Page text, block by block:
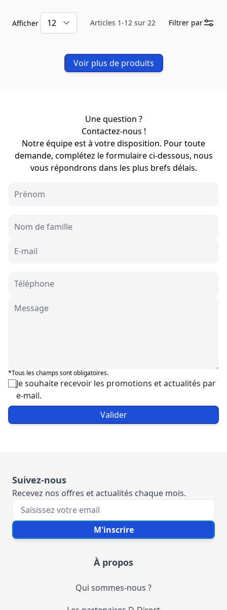
Articles 1-12 sur 22
Afficher Filtrer par
Voir plus de produits
Une question ?
Contactez-nous !
Notre équipe est à votre disposition. Pour toute
demande, complétez le formulaire ci-dessous, nous
vous répondrons dans les plus brefs délais.
*Tous les champs sont obligatoires.
Je souhaite recevoir les promotions et actualités par
e-mail.
Valider
Suivez-nous
Recevez nos offres et actualités chaque mois.
Votre e-mail M'inscrire
À propos
Qui sommes-nous ?